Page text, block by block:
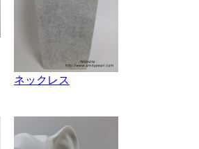
ネックレス